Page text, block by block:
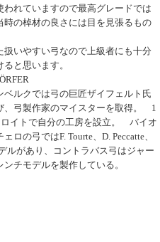
われていますので最高グレードでは
時の棹材の良さには目を見張るもの
扱いやすい弓なので上級者にも十分
と思います。
ベルクでは弓の巨匠ザイフェルト氏
、弓製作家のマイスターを取得。 1
イトで自分の工房を設立。 バイオ
ロの弓ではF. Tourte、D. Peccatte、
ルがあり、コントラバス弓はジャー
チモデルを製作している。